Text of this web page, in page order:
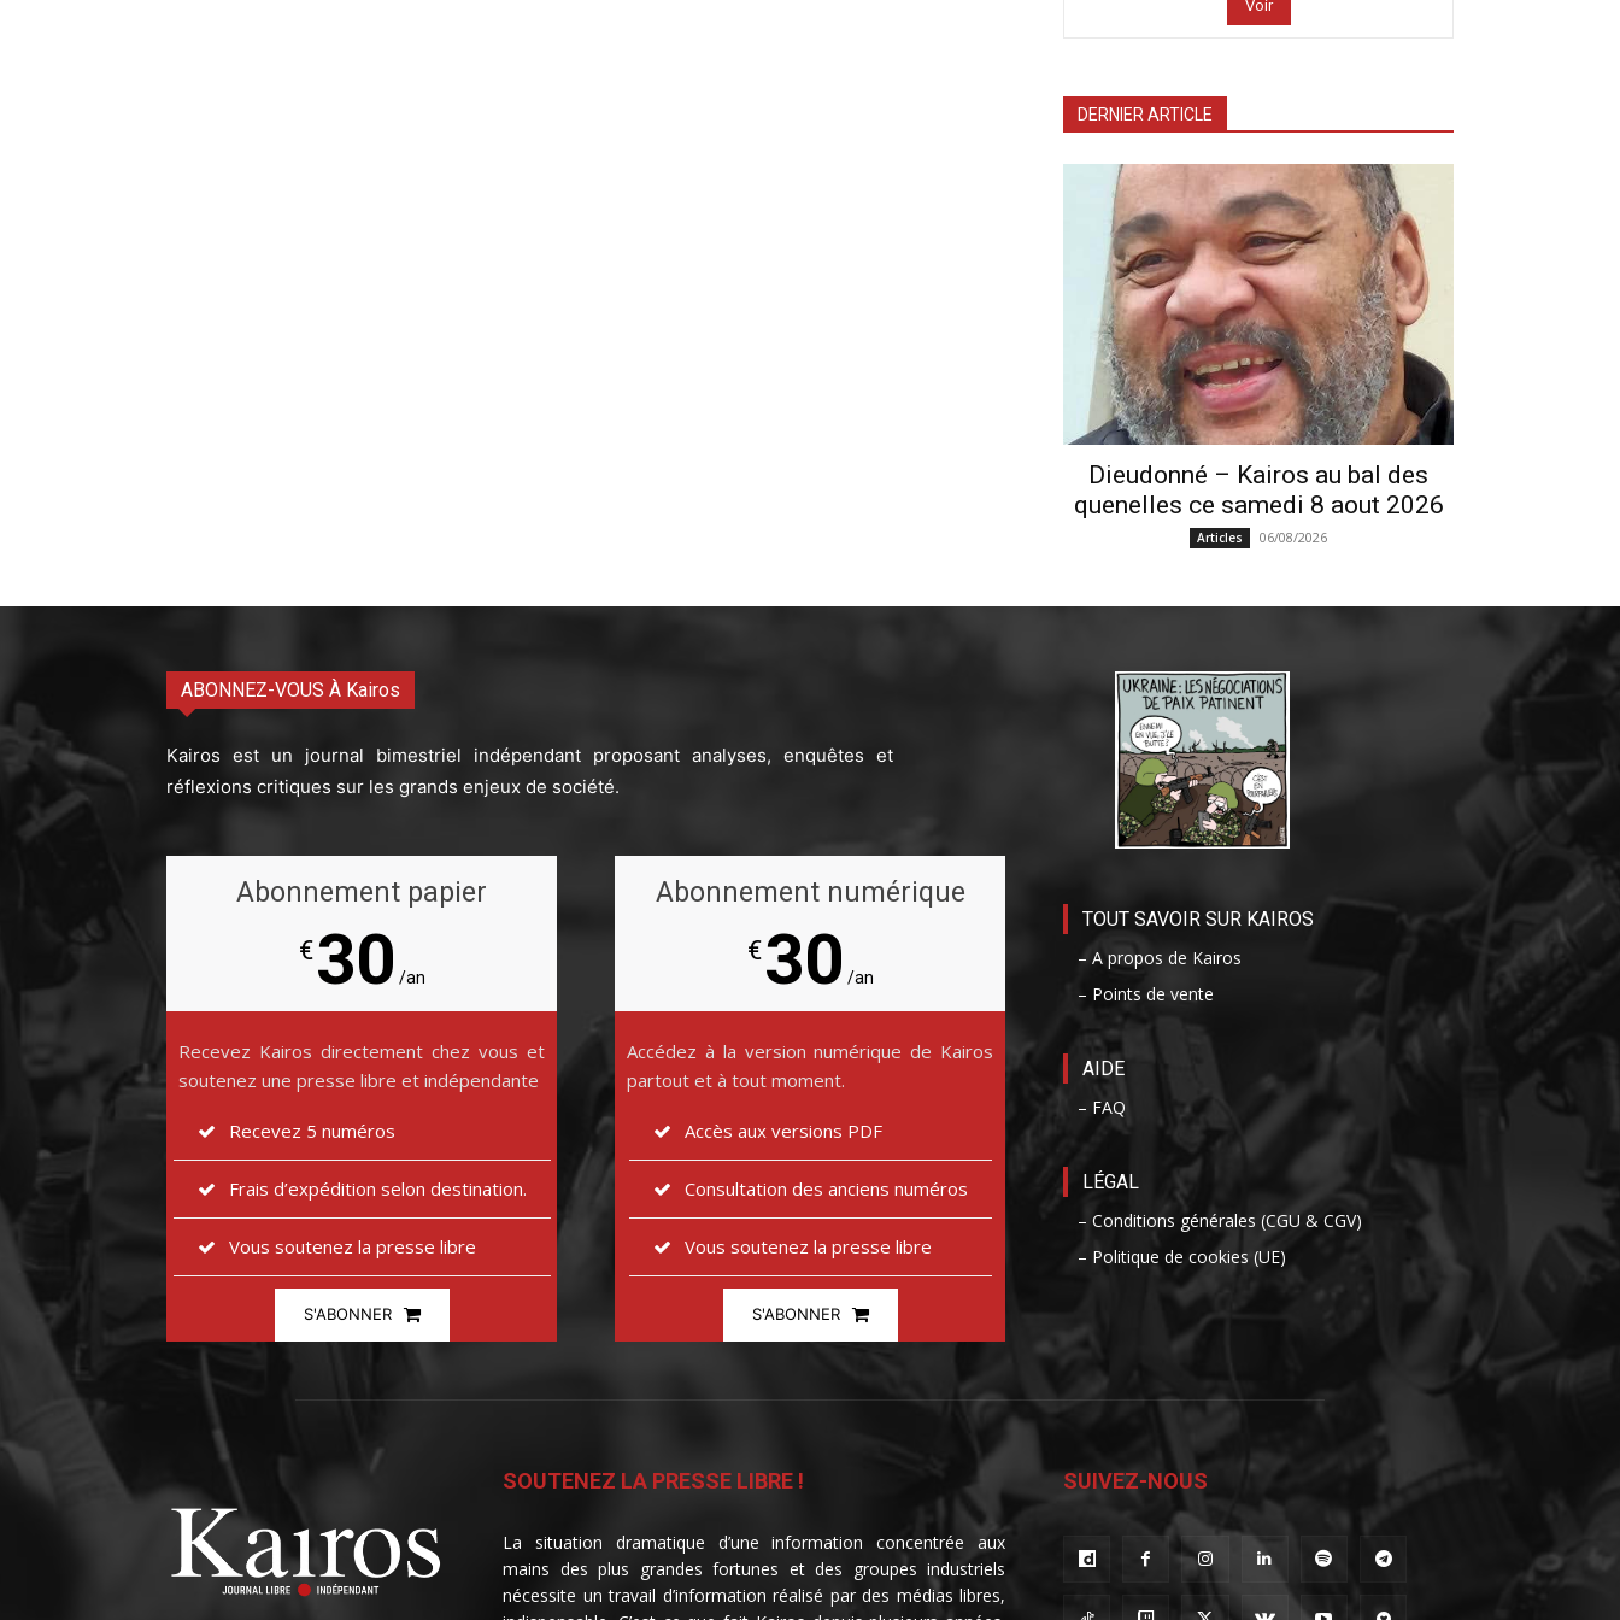
Voir
DERNIER ARTICLE
Dieudonné – Kairos au bal des
quenelles ce samedi 8 aout 2026
Articles 06/08/2026
ABONNEZ-VOUS À Kairos
Kairos est un journal bimestriel indépendant proposant analyses, enquêtes et
réflexions critiques sur les grands enjeux de société.
Abonnement papier
€30 /an
Recevez Kairos directement chez vous et
soutenez une presse libre et indépendante
Recevez 5 numéros
Frais d’expédition selon destination.
Vous soutenez la presse libre
S'ABONNER
Abonnement numérique
€30 /an
Accédez à la version numérique de Kairos
partout et à tout moment.
Accès aux versions PDF
Consultation des anciens numéros
Vous soutenez la presse libre
S'ABONNER
TOUT SAVOIR SUR KAIROS
– A propos de Kairos
– Points de vente
AIDE
– FAQ
LÉGAL
– Conditions générales (CGU & CGV)
– Politique de cookies (UE)
SOUTENEZ LA PRESSE LIBRE !
La situation dramatique d’une information concentrée aux
mains des plus grandes fortunes et des groupes industriels
nécessite un travail d’information réalisé par des médias libres,
SUIVEZ-NOUS